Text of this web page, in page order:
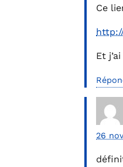
Ce
Et
26